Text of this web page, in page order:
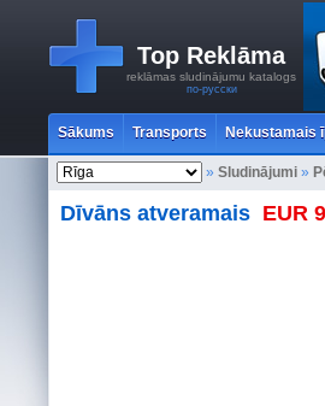
Top Reklāma
reklāmas sludinājumu katalogs
по-русски
Sākums Transports Nekustamais
» Sludinājumi »
Dīvāns atveramais EUR